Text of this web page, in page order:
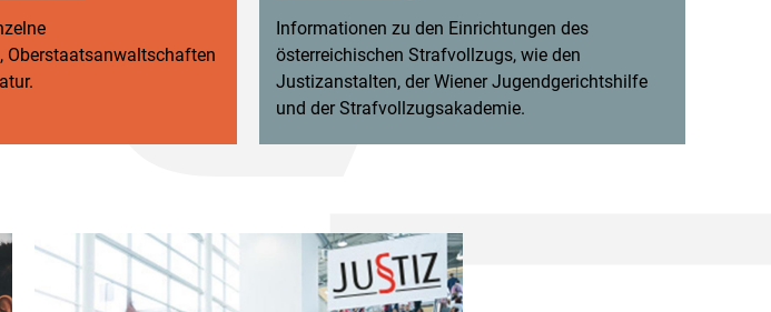
Informationen zu den Einrichtungen des
österreichischen Strafvollzugs, wie den
Justizanstalten, der Wiener Jugendgerichtshilfe
und der Strafvollzugsakademie.